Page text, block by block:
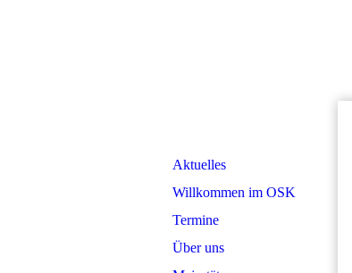
Aktuelles
Willkommen im OSK
Termine
Über uns